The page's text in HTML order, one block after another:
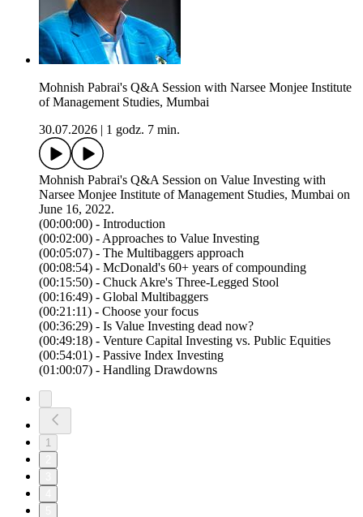
Mohnish Pabrai's Q&A Session with Narsee Monjee Institute
of Management Studies, Mumbai
30.07.2026
1 godz. 7 min.
Mohnish Pabrai's Q&A Session on Value Investing with
Narsee Monjee Institute of Management Studies, Mumbai on
June 16, 2022.
(00:00:00) - Introduction
(00:02:00) - Approaches to Value Investing
(00:05:07) - The Multibaggers approach
(00:08:54) - McDonald's 60+ years of compounding
(00:15:50) - Chuck Akre's Three-Legged Stool
(00:16:49) - Global Multibaggers
(00:21:11) - Choose your focus
(00:36:29) - Is Value Investing dead now?
(00:49:18) - Venture Capital Investing vs. Public Equities
(00:54:01) - Passive Index Investing
(01:00:07) - Handling Drawdowns
1